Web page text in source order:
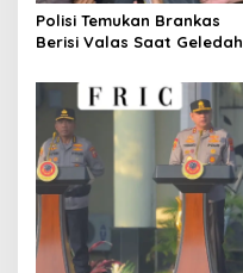
Polisi Temukan Brankas
Berisi Valas Saat Geledah